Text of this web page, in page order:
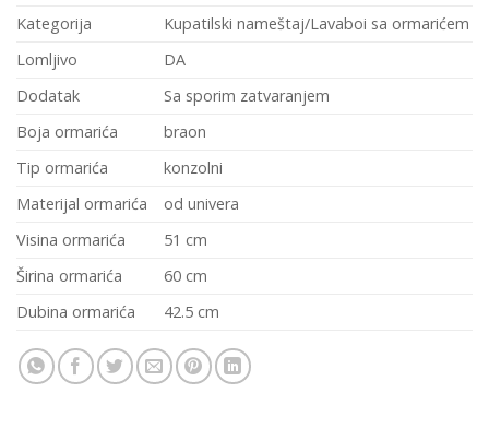
Kategorija
Kupatilski nameštaj/Lavaboi sa ormarićem
Lomljivo
DA
Dodatak
Sa sporim zatvaranjem
Boja ormarića
braon
Tip ormarića
konzolni
Materijal ormarića
od univera
Visina ormarića
51 cm
Širina ormarića
60 cm
Dubina ormarića
42.5 cm